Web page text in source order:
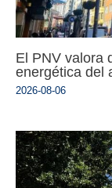
El PNV valora
energética del
2026-08-06